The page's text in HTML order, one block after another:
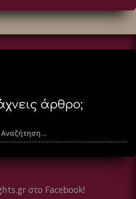
άρθρο;
στο Facebook!